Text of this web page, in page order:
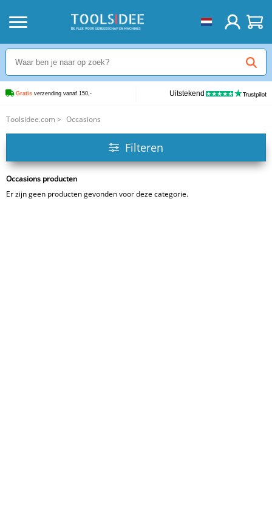
Gratis verzending vanaf 150,- Uitstekend
Toolsidee.com > Occasions
Filteren
Occasions producten
Er zijn geen producten gevonden voor deze categorie.